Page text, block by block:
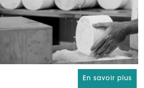
En savoir plus